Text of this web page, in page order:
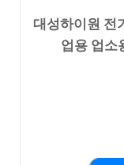
대성하이원 전
업용 업소